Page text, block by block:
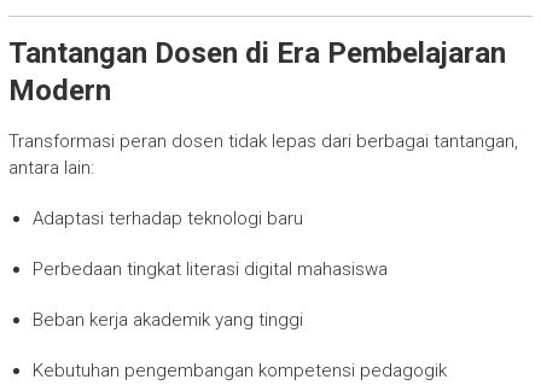
Tantangan Dosen di Era Pembelajaran
Modern
Transformasi peran dosen tidak lepas dari berbagai tantangan,
antara lain:
Adaptasi terhadap teknologi baru
Perbedaan tingkat literasi digital mahasiswa
Beban kerja akademik yang tinggi
Kebutuhan pengembangan kompetensi pedagogik